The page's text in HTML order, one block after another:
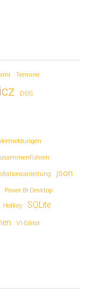
Termine
DOS
json
Power BI-Desktop
Hotkey SQLite
VI-Editor